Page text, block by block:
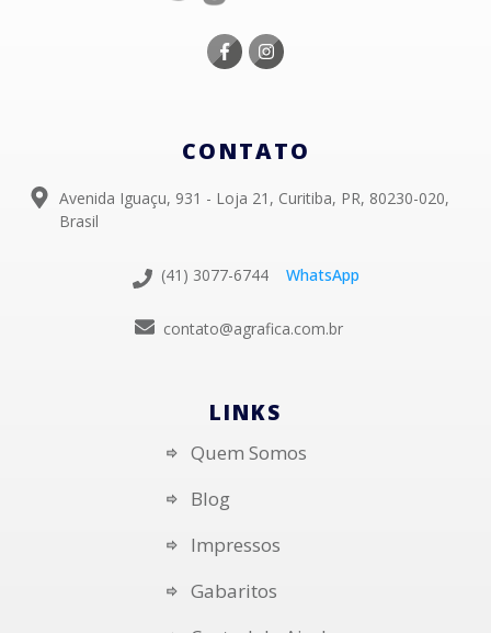
CONTATO
Avenida Iguaçu, 931 - Loja 21, Curitiba, PR, 80230-020,
Brasil
(41) 3077-6744 WhatsApp
contato@agrafica.com.br
LINKS
Quem Somos
Blog
Impressos
Gabaritos